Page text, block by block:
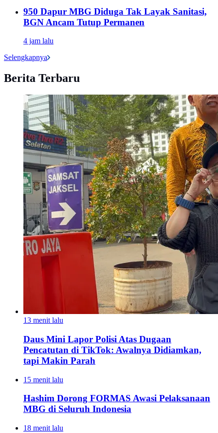
950 Dapur MBG Diduga Tak Layak Sanitasi,
BGN Ancam Tutup Permanen
4 jam lalu
Selengkapnya
Berita Terbaru
13 menit lalu
Daus Mini Lapor Polisi Atas Dugaan
Pencatutan di TikTok: Awalnya Didiamkan,
tapi Makin Parah
15 menit lalu
Hashim Dorong FORMAS Awasi Pelaksanaan
MBG di Seluruh Indonesia
18 menit lalu